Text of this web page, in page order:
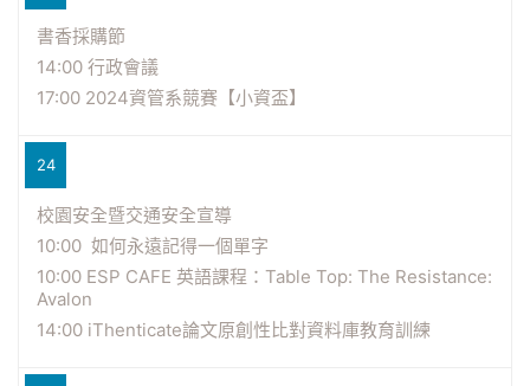
書香採購節
14:00 行政會議
17:00 2024資管系競賽【小資盃】
24
校園安全暨交通安全宣導
10:00 如何永遠記得一個單字
10:00 ESP CAFE 英語課程：Table Top: The Resistance:
Avalon
14:00 iThenticate論文原創性比對資料庫教育訓練